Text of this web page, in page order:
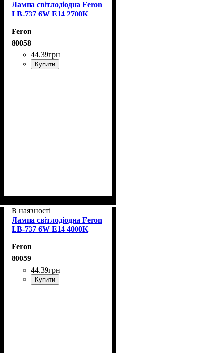
Лампа світлодіодна Feron
LB-737 6W E14 2700K
Feron
80058
44.39грн
Купити
В наявності
Лампа світлодіодна Feron
LB-737 6W E14 4000K
Feron
80059
44.39грн
Купити